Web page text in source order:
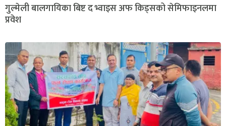
गुल्मेली बालगायिका बिष्ट द भ्वाइस अफ किड्सको सेमिफाइनलमा
प्रवेश